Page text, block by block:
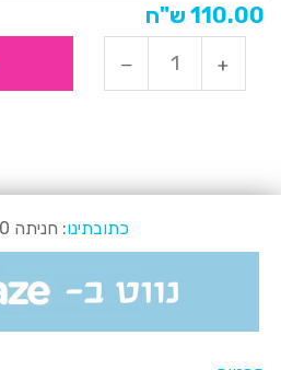
110.00 ש"ח
כתובתינו: חניתה 20, חיפה